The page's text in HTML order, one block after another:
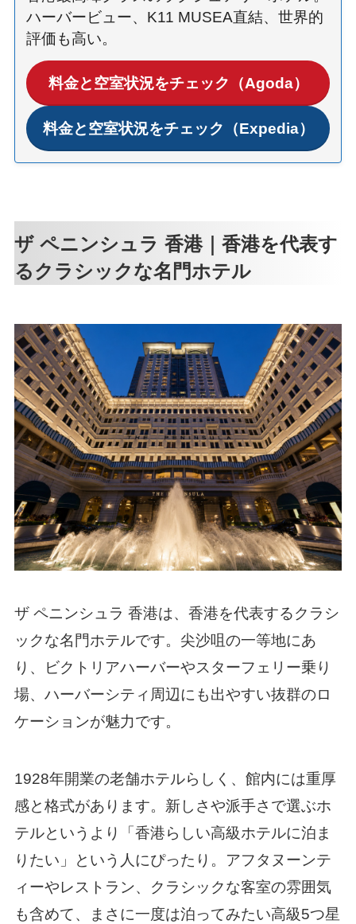
ハーバービュー、K11 MUSEA直結、世界的
評価も高い。
料金と空室状況をチェック（Agoda）
料金と空室状況をチェック（Expedia）
ザ ペニンシュラ 香港｜香港を代表す
るクラシックな名門ホテル
ザ ペニンシュラ 香港は、香港を代表するクラシ
ックな名門ホテルです。尖沙咀の一等地にあ
り、ビクトリアハーバーやスターフェリー乗り
場、ハーバーシティ周辺にも出やすい抜群のロ
ケーションが魅力です。
1928年開業の老舗ホテルらしく、館内には重厚
感と格式があります。新しさや派手さで選ぶホ
テルというより「香港らしい高級ホテルに泊ま
りたい」という人にぴったり。アフタヌーンテ
ィーやレストラン、クラシックな客室の雰囲気
も含めて、まさに一度は泊ってみたい高級5つ星